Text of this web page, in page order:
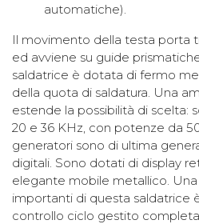
automatiche).
Il movimento della testa porta
ed avviene su guide
saldatrice è dotata di fermo
della quota di saldatura. Una
estende la possibilità di scelta:
20 e 36 KHz, con potenze da
generatori sono di ultima
digitali. Sono dotati di display
elegante mobile metallico.
importanti di questa saldatrice
controllo ciclo gestito